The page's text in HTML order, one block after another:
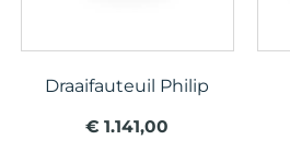
Draaifauteuil Philip
€ 1.141,00